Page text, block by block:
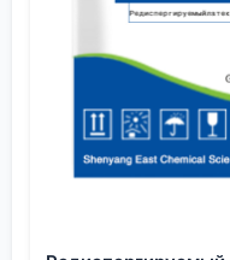
анализа, а не
смотрю, чтобы у
работы с
, которые
чем 100 компаниями
косвенный, но